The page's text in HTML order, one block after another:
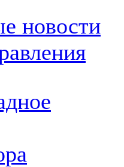
новости